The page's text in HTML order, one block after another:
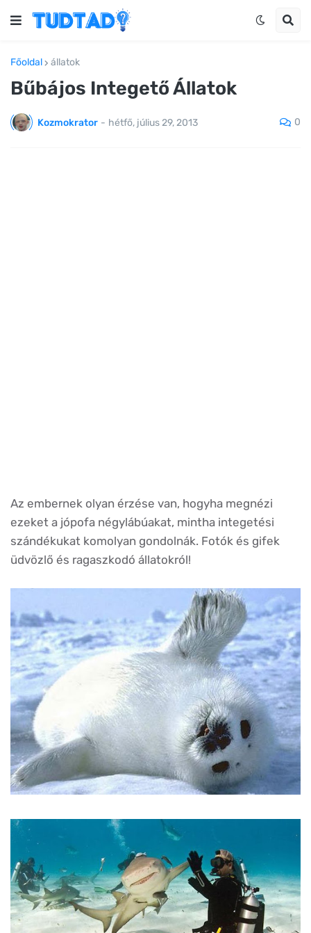
Főoldal állatok
Bűbájos Integető Állatok
Kozmokrator - hétfő, július 29, 2013 0
Az embernek olyan érzése van, hogyha megnézi
ezeket a jópofa négylábúakat, mintha integetési
szándékukat komolyan gondolnák. Fotók és gifek
üdvözlő és ragaszkodó állatokról!